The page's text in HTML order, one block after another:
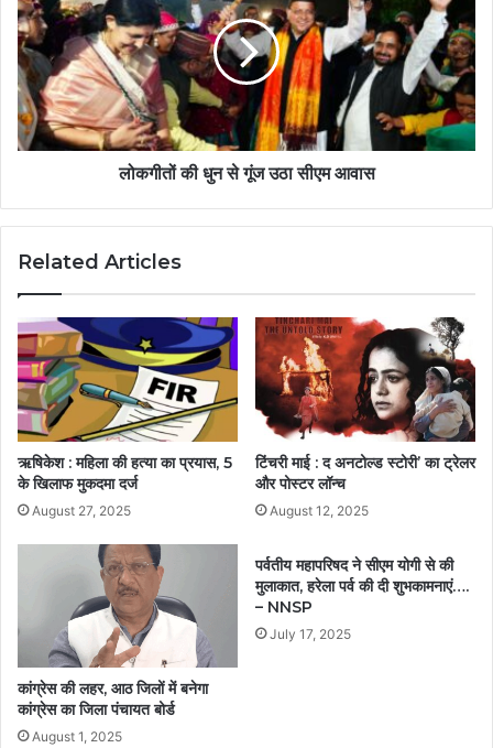
लोकगीतों की धुन से गूंज उठा सीएम आवास
Related Articles
ऋषिकेश : महिला की हत्या का प्रयास, 5
के खिलाफ मुकदमा दर्ज
August 27, 2025
टिंचरी माई : द अनटोल्ड स्टोरी’ का ट्रेलर
और पोस्टर लॉन्च
August 12, 2025
कांग्रेस की लहर, आठ जिलों में बनेगा
कांग्रेस का जिला पंचायत बोर्ड
August 1, 2025
पर्वतीय महापरिषद ने सीएम योगी से की
मुलाकात, हरेला पर्व की दी शुभकामनाएं….
– NNSP
July 17, 2025